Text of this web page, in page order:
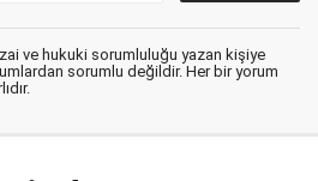
ve hukuki sorumluluğu yazan kişiye
sorumlu değildir. Her bir yorum